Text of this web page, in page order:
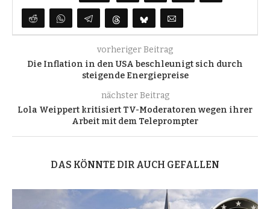
vorheriger Beitrag
Die Inflation in den USA beschleunigt sich durch
steigende Energiepreise
nächster Beitrag
Lola Weippert kritisiert TV-Moderatoren wegen ihrer
Arbeit mit dem Teleprompter
DAS KÖNNTE DIR AUCH GEFALLEN